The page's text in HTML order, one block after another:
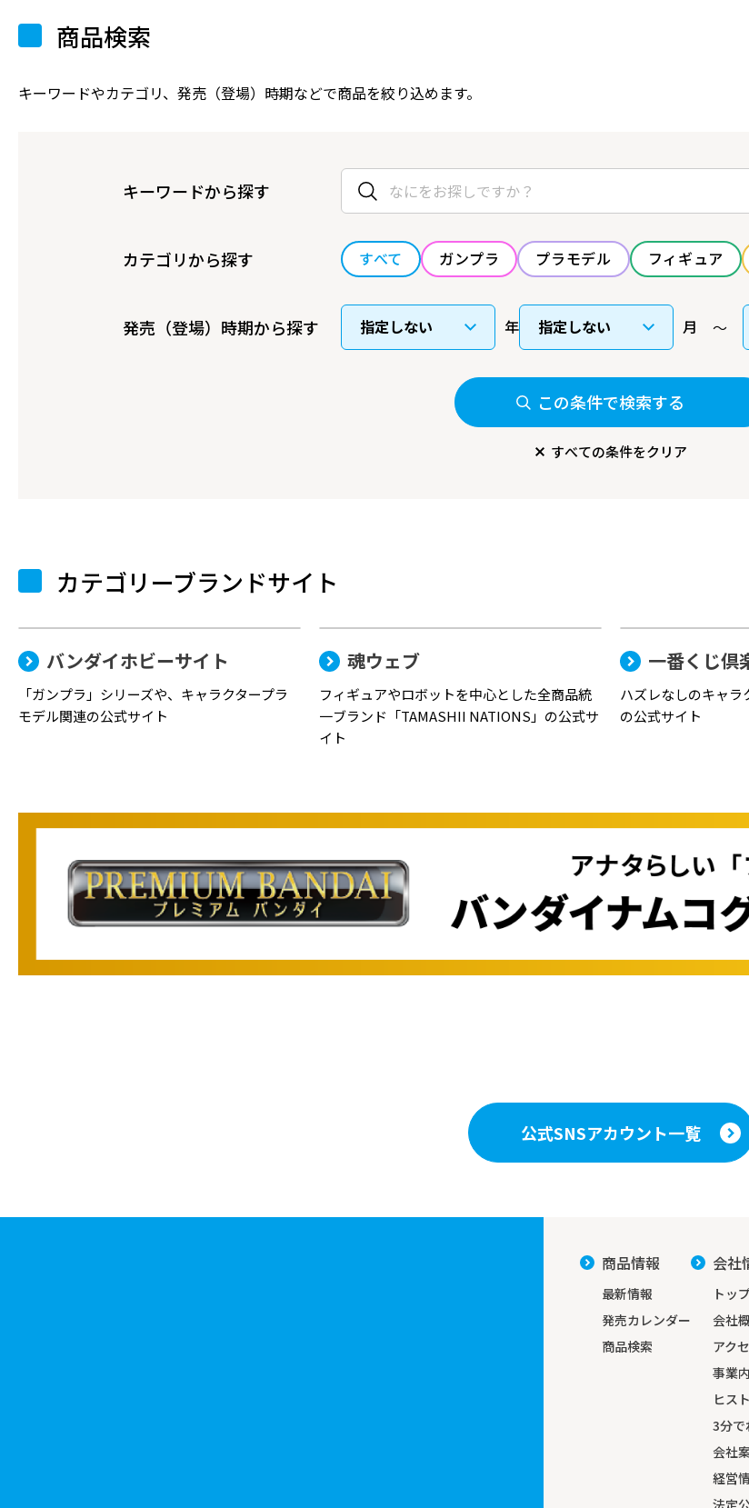
商品検索
キーワードやカテゴリ、発売（登場）時期などで商品を絞り込めます。
キーワードから探す
カテゴリから探す すべて ガンプラ プラモデル フィギュア
発売（登場）時期から探す 年 月
この条件で検索する
すべての条件をクリア
カテゴリーブランドサイト
バンダイホビーサイト
「ガンプラ」シリーズや、キャラクタープラ
モデル関連の公式サイト
魂ウェブ
フィギュアやロボットを中心とした全商品統
一ブランド「TAMASHII NATIONS」の公式サ
イト
一番くじ倶
ハズレなしのキャラ
の公式サイト
公式SNSアカウント一覧
商品情報
最新情報
発売カレンダー
商品検索
会社
トッ
会社
アク
事業
ヒス
3分で
会社
経営